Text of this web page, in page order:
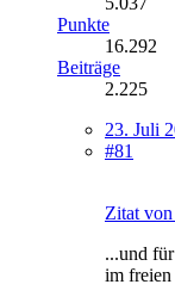
Punkte
16.292
Beiträge
2.225
23. Juli
#81
Zitat
...und
im